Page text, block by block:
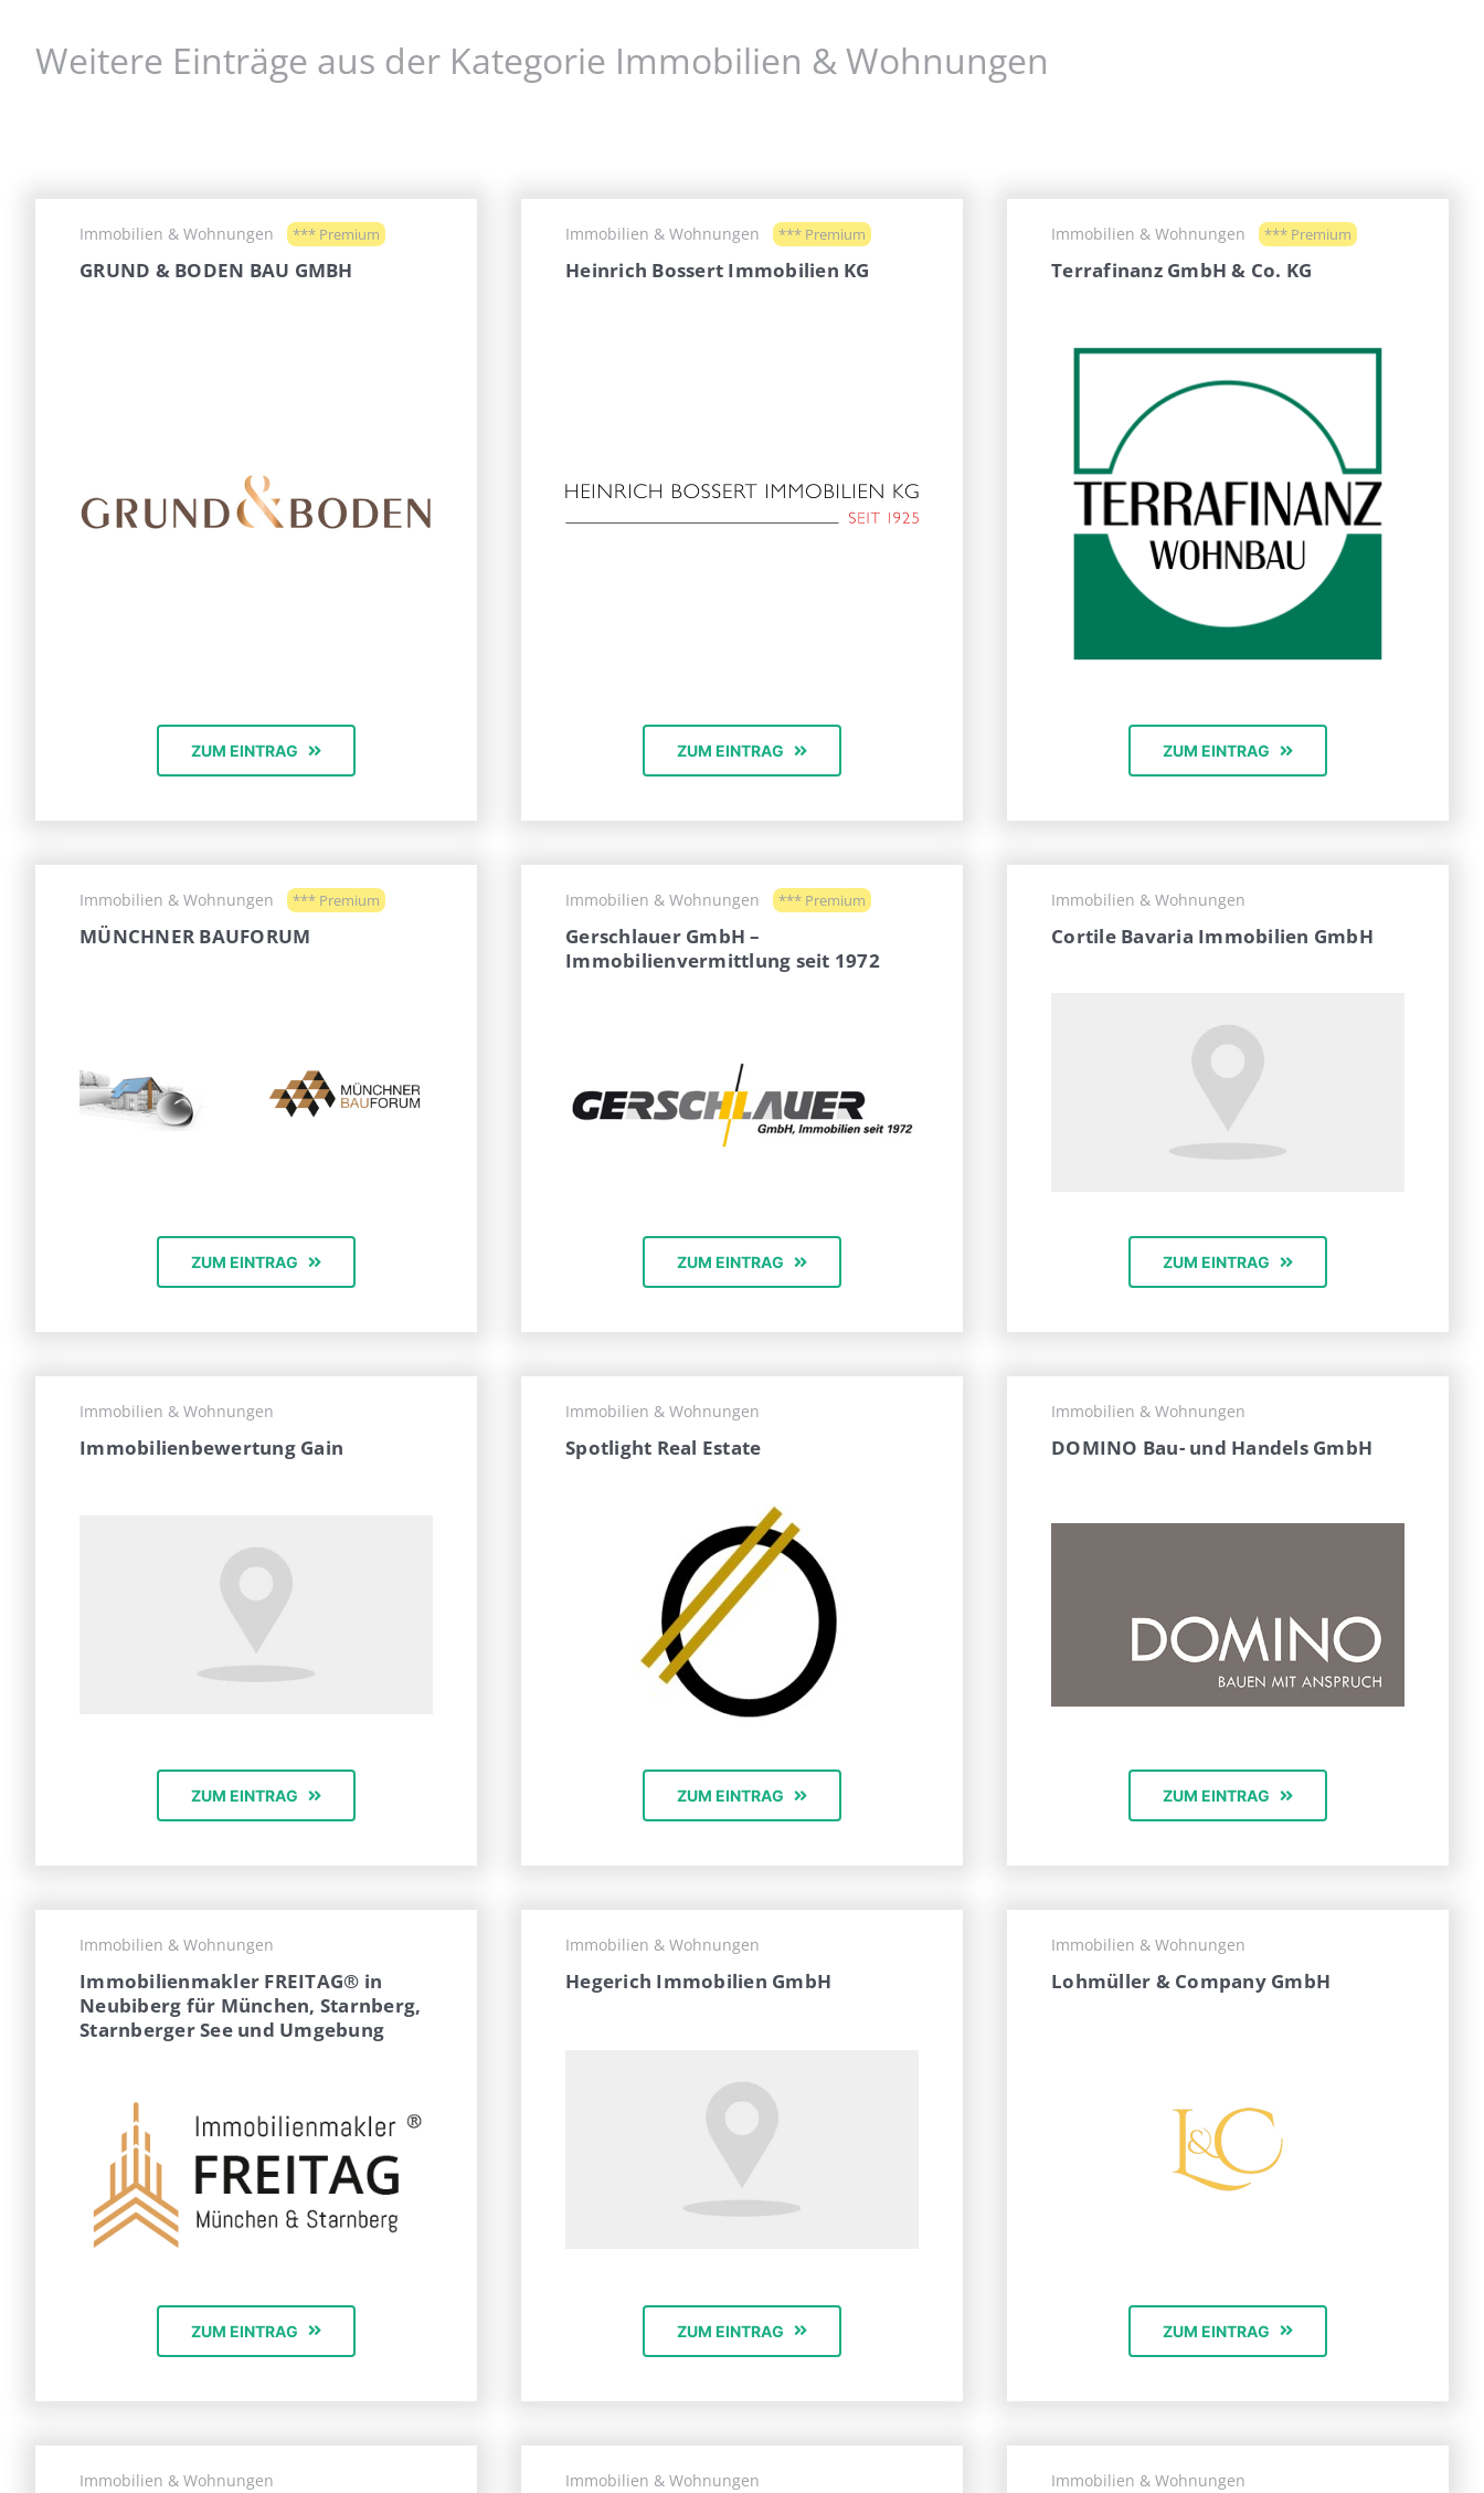
Weitere Einträge aus der Kategorie Immobilien & Wohnungen
Immobilien & Wohnungen *** Premium
GRUND & BODEN BAU GMBH
ZUM EINTRAG
Immobilien & Wohnungen *** Premium
Heinrich Bossert Immobilien KG
ZUM EINTRAG
Immobilien & Wohnungen *** Premium
Terrafinanz GmbH & Co. KG
ZUM EINTRAG
Immobilien & Wohnungen *** Premium
MÜNCHNER BAUFORUM
ZUM EINTRAG
Immobilien & Wohnungen *** Premium
Gerschlauer GmbH –
Immobilienvermittlung seit 1972
ZUM EINTRAG
Immobilien & Wohnungen
Cortile Bavaria Immobilien GmbH
ZUM EINTRAG
Immobilien & Wohnungen
Immobilienbewertung Gain
ZUM EINTRAG
Immobilien & Wohnungen
Spotlight Real Estate
ZUM EINTRAG
Immobilien & Wohnungen
DOMINO Bau- und Handels GmbH
ZUM EINTRAG
Immobilien & Wohnungen
Immobilienmakler FREITAG® in
Neubiberg für München, Starnberg,
Starnberger See und Umgebung
ZUM EINTRAG
Immobilien & Wohnungen
Hegerich Immobilien GmbH
ZUM EINTRAG
Immobilien & Wohnungen
Lohmüller & Company GmbH
ZUM EINTRAG
Immobilien & Wohnungen Immobilien & Wohnungen Immobilien & Wohnungen